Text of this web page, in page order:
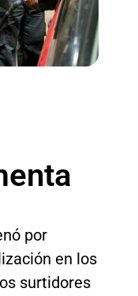
por
en los
surtidores